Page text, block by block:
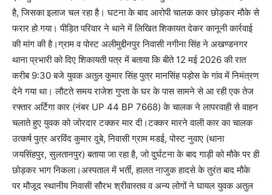
है, जिसका इलाज चल रहा है। घटना के बाद आरोपी चालक कार छोड़कर मौके से
फरार हो गया। पीड़ित परिवार ने थाने में लिखित शिकायत देकर कानूनी कार्रवाई
की मांग की है।ग्राम व पोस्ट अलीमुद्दीनपुर निवासी नगीना सिंह ने अखण्डनगर
थाना प्रभारी को दिए शिकायती पत्र में बताया कि बीते 12 मई 2026 की रात
करीब 9:30 बजे युवक अतुल कुमार सिंह पुत्र मानसिंह पड़ोस के गांव में निमंत्रण
देने गया था। लौटते समय राजेश गुप्ता के घर के पास सामने से आ रही एक तेज
रफ्तार अर्टिगा कार (नंबर UP 44 BP 7668) के चालक ने लापरवाही से वाहन
चलाते हुए युवक को जोरदार टक्कर मार दी।टक्कर मारने वाली कार का चालक
उत्कर्ष पुत्र अरविंद कुमार दुबे, निवासी ग्राम मडई, पोस्ट नुवाए (थाना
जयसिंहपुर, सुलतानपुर) बताया जा रहा है, जो दुर्घटना के बाद गाड़ी को मौके पर ही
छोड़कर भाग निकला।अस्पताल में भर्ती, हालत नाजुक हादसे के तुरंत बाद मौके
पर मौजूद स्थानीय निवासी सौरभ श्रीवास्तव व अन्य लोगों ने घायल युवक अतुल